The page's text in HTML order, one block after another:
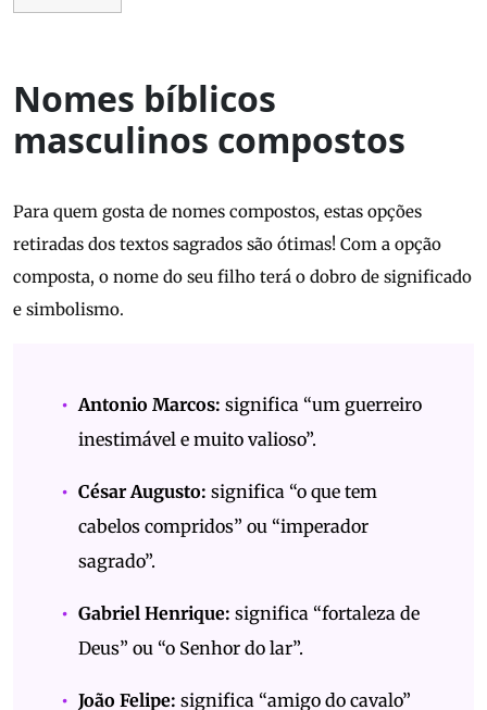
Nomes bíblicos
masculinos compostos
Para quem gosta de nomes compostos, estas opções
retiradas dos textos sagrados são ótimas! Com a opção
composta, o nome do seu filho terá o dobro de significado
e simbolismo.
Antonio Marcos: significa “um guerreiro
inestimável e muito valioso”.
César Augusto: significa “o que tem
cabelos compridos” ou “imperador
sagrado”.
Gabriel Henrique: significa “fortaleza de
Deus” ou “o Senhor do lar”.
João Felipe: significa “amigo do cavalo”